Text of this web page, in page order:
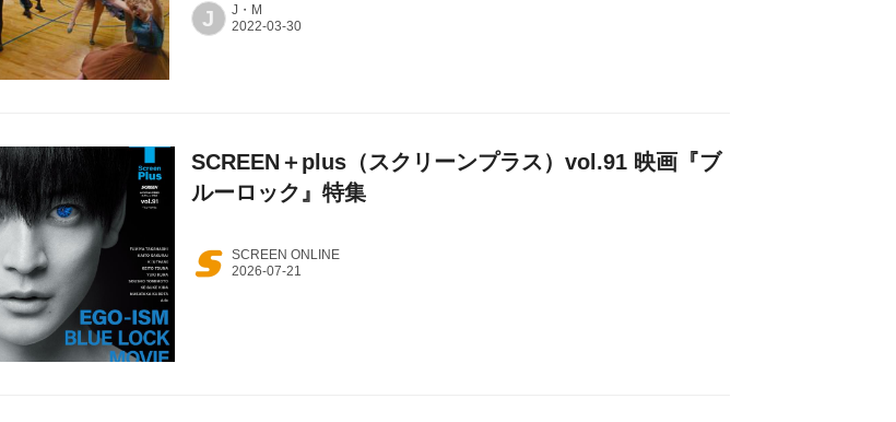
J J・M
SCREEN＋plus（スクリーンプラス）vol.91 映画『ブ
ルーロック』特集
SCREEN ONLINE